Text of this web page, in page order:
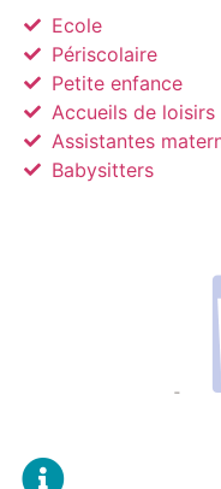
Ecole
Périscolaire
Petite enfance
Accueils de loisirs
Assistantes
Babysitters